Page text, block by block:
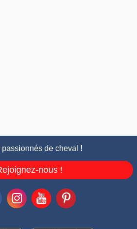
passionnés de cheval !
nous !